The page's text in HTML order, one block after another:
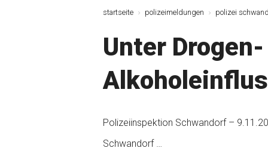
Maxhütter
Nutzen Sie aktuelle
Metzgerei
startseite polizeimeldungen polizei
Unter Drogen-
Polizeiinspektion Schwandorf –
Schwandorf …